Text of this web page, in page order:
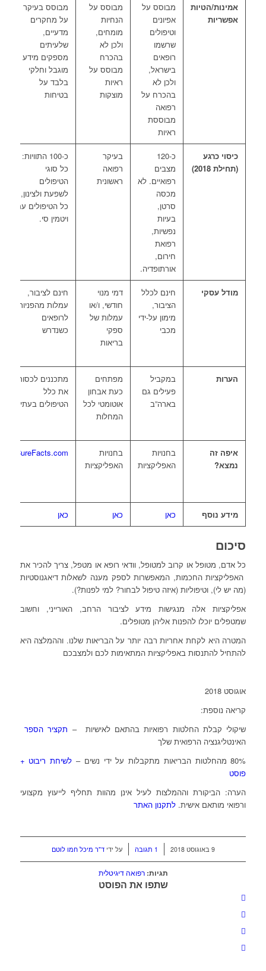
אמינות/הטיות
אפשריות
מבוסס על
אפיונים
וטיפולים
שרשמו
רופאים
בישראל,
ולכן לא
בהכרח על
רפואה
מבוססת
ראיות
מבוסס על
הנחיות
מומחים,
ולכן לא
בהכרח
מבוסס על
ראיות
מוצקות
מבוסס בעיקר
על מחקרים
מדעיים,
שלעיתים
מספקים מידע
מוגבל וחלקי
בלבד על
בטיחות
כיסוי כרגע
(תחילת 2018)
כ-120
מצבים
רפואיים. לא
מכסה
סרטן,
בעיות
נפשיות,
רפואת
חירום,
אורתופדיה.
בעיקר
רפואה
ראשונית
כ-100 התוויות:
כל סוגי
הטיפולים
לשפעת ולצינון,
כל הטיפולים עם
ויטמין סי.
מודל עסקי
חינם לכלל
הציבור,
מימון על-ידי
מכבי
דמי מנוי
חודשי, ו/או
עמלות של
ספקי
בריאות
חינם לציבור,
עמלות מהפניות
לרופאים
כשנדרש
הערות
במקביל
פעילים גם
בארה”ב
מפתחים
כעת אבחון
אוטומטי לכל
המחלות
מתכננים לכסות
את כלל
הטיפולים בעתיד
איפה זה
נמצא?
בחנויות
האפליקציות
בחנויות
האפליקציות
CureFacts.com
מידע נוסף כאן כאן כאן
סיכום
כל אדם, מטופל או קרוב למטופל, וודאי רופא או מטפל, צריך להכיר את
האפליקציות החכמות, המאפשרות לספק מענה לשאלות דיאגנוסטיות
(מה יש לי), וטיפוליות (איזה טיפול לבחור? למי לפנות?).
אפליקציות אלה מנגישות מידע לציבור הרחב, האורייני, וחשוב
שמטפלים יוכלו להפנות אליהן מטופלים.
המטרה היא לקחת אחריות רבה יותר על הבריאות שלנו. וההמלצה היא
להתחיל להתנסות באפליקציות המתאימות לכם ולמצבכם
אוגוסט 2018
קריאה נוספת:
שיקולי קבלת החלטות רפואיות בהתאם לאישיות – תקציר הספר
האינטליגנציה הרפואית שלך
80% מהחלטות הבריאות מתקבלות על ידי נשים –
לשיחת ריבוט +
פוסט
הערה: הביקורת וההמלצות לעיל אינן מהוות תחליף לייעוץ מקצועי
ורפואי מותאם אישית. לתקנון האתר
9 באוגוסט 2018 / 1 תגובה על ידיד"ר מיכל חמו לוטם
תגיות: רפואה דיגיטלית
שתפו את הפוסט